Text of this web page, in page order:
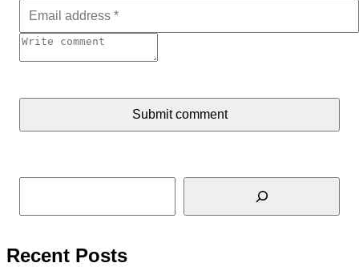
Submit comment
Tìm kiếm
Recent Posts